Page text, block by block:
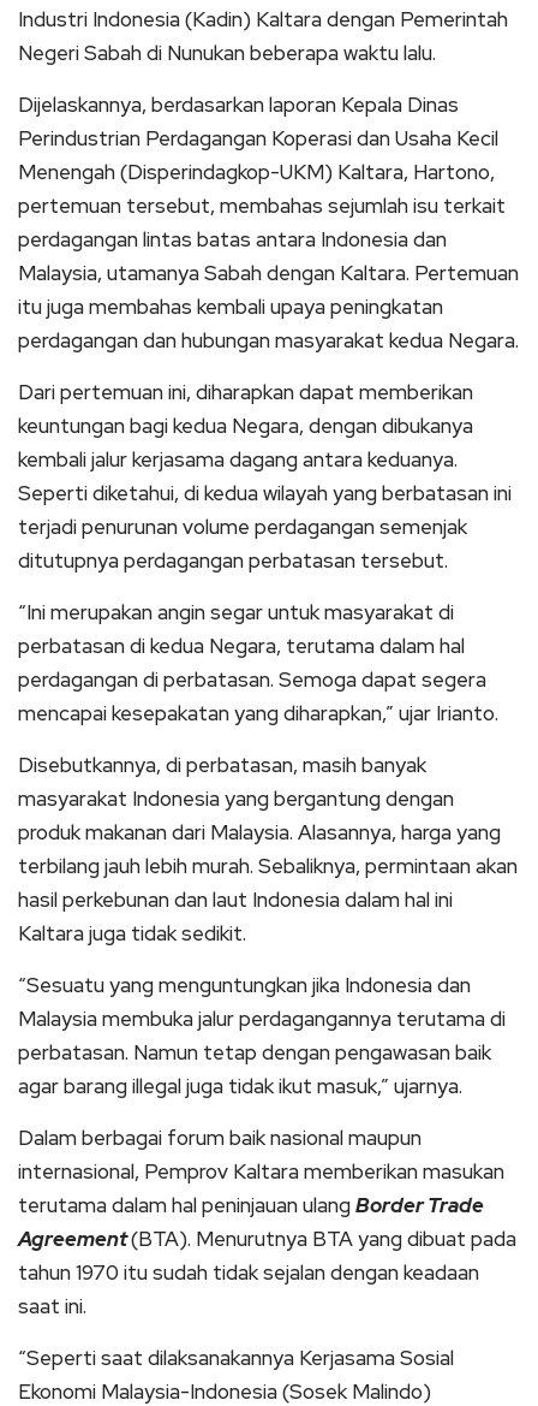
Industri Indonesia (Kadin) Kaltara dengan Pemerintah
Negeri Sabah di Nunukan beberapa waktu lalu.
Dijelaskannya, berdasarkan laporan Kepala Dinas
Perindustrian Perdagangan Koperasi dan Usaha Kecil
Menengah (Disperindagkop-UKM) Kaltara, Hartono,
pertemuan tersebut, membahas sejumlah isu terkait
perdagangan lintas batas antara Indonesia dan
Malaysia, utamanya Sabah dengan Kaltara. Pertemuan
itu juga membahas kembali upaya peningkatan
perdagangan dan hubungan masyarakat kedua Negara.
Dari pertemuan ini, diharapkan dapat memberikan
keuntungan bagi kedua Negara, dengan dibukanya
kembali jalur kerjasama dagang antara keduanya.
Seperti diketahui, di kedua wilayah yang berbatasan ini
terjadi penurunan volume perdagangan semenjak
ditutupnya perdagangan perbatasan tersebut.
“Ini merupakan angin segar untuk masyarakat di
perbatasan di kedua Negara, terutama dalam hal
perdagangan di perbatasan. Semoga dapat segera
mencapai kesepakatan yang diharapkan,” ujar Irianto.
Disebutkannya, di perbatasan, masih banyak
masyarakat Indonesia yang bergantung dengan
produk makanan dari Malaysia. Alasannya, harga yang
terbilang jauh lebih murah. Sebaliknya, permintaan akan
hasil perkebunan dan laut Indonesia dalam hal ini
Kaltara juga tidak sedikit.
“Sesuatu yang menguntungkan jika Indonesia dan
Malaysia membuka jalur perdagangannya terutama di
perbatasan. Namun tetap dengan pengawasan baik
agar barang illegal juga tidak ikut masuk,” ujarnya.
Dalam berbagai forum baik nasional maupun
internasional, Pemprov Kaltara memberikan masukan
terutama dalam hal peninjauan ulangBorder Trade
Agreement(BTA). Menurutnya BTA yang dibuat pada
tahun 1970 itu sudah tidak sejalan dengan keadaan
saat ini.
“Seperti saat dilaksanakannya Kerjasama Sosial
Ekonomi Malaysia-Indonesia (Sosek Malindo)